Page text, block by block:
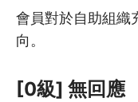
會員對於自助組織
向。
[0級] 無回應